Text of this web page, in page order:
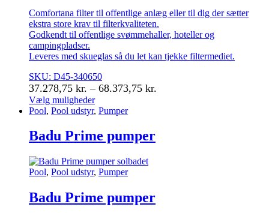
Comfortana filter til offentlige anlæg eller til dig der sætter
ekstra store krav til filterkvaliteten.
Godkendt til offentlige svømmehaller, hoteller og
campingpladser.
Leveres med skueglas så du let kan tjekke filtermediet.
SKU: D45-340650
37.278,75 kr. – 68.373,75 kr.
Vælg muligheder
Dette
har
flere
Mulighederne
kan
på
varesiden
Pool, Pool udstyr, Pumper
Badu Prime pumper
Pool, Pool udstyr, Pumper
Badu Prime pumper